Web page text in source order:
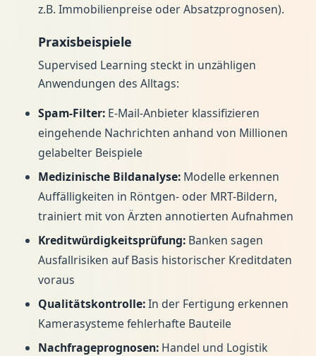
z.B. Immobilienpreise oder Absatzprognosen).
Praxisbeispiele
Supervised Learning steckt in unzähligen
Anwendungen des Alltags:
Spam-Filter:E-Mail-Anbieter klassifizieren
eingehende Nachrichten anhand von Millionen
gelabelter Beispiele
Medizinische Bildanalyse:Modelle erkennen
Auffälligkeiten in Röntgen- oder MRT-Bildern,
trainiert mit von Ärzten annotierten Aufnahmen
Kreditwürdigkeitsprüfung:Banken sagen
Ausfallrisiken auf Basis historischer Kreditdaten
voraus
Qualitätskontrolle:In der Fertigung erkennen
Kamerasysteme fehlerhafte Bauteile
Nachfrageprognosen:Handel und Logistik